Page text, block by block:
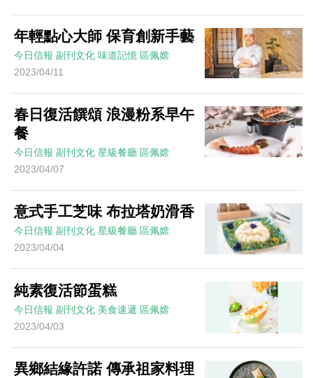
年輕點心大師 保育創新手藝
今日信報 副刊文化 味道記憶 區佩嫦
2023/04/11
春日復活饌頌 浪漫粉系早午
餐
今日信報 副刊文化 星級餐廳 區佩嫦
2023/04/07
意式手工芝味 布拉塔奶滑香
今日信報 副刊文化 星級餐廳 區佩嫦
2023/04/04
純素復活節蛋糕
今日信報 副刊文化 美食速遞 區佩嫦
2023/04/03
異鄉結緣許諾 傳承祖家料理